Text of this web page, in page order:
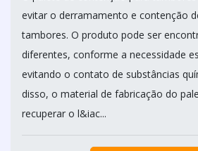
evitar o derramamento e contenção
tambores. O produto pode ser
diferentes, conforme a necessidade
evitando o contato de substâncias
disso, o material de fabricação do
recuperar o l&iac...